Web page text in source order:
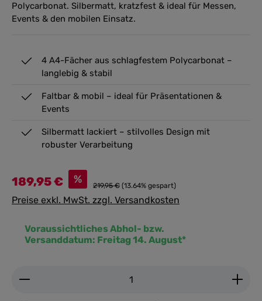
Polycarbonat. Silbermatt, kratzfest & ideal für Messen,
Events & den mobilen Einsatz.
4 A4-Fächer aus schlagfestem Polycarbonat –
langlebig & stabil
Faltbar & mobil – ideal für Präsentationen &
Events
Silbermatt lackiert – stilvolles Design mit
robuster Verarbeitung
Produkt Anzahl: Gib den gewünschten Wert ein
Voraussichtliches Abhol- bzw.
Versanddatum: Freitag 14. August*
189,95 € % 219,95 € (13.64% gespart)
Preise exkl. MwSt. zzgl. Versandkosten